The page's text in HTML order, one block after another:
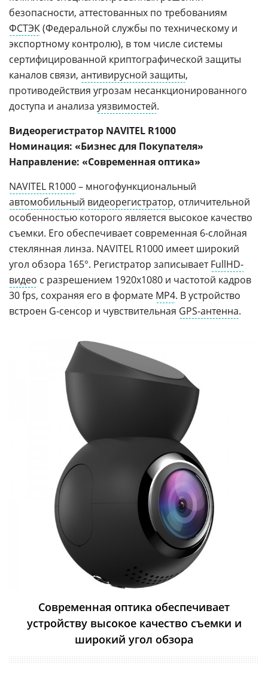
безопасности, аттестованных по требованиям
ФСТЭК(Федеральной службы по техническому и
экспортному контролю), в том числе системы
сертифицированной криптографической защиты
каналов связи, антивирусной защиты,
противодействия угрозам несанкционированного
доступа и анализа уязвимостей.
Видеорегистратор NAVITEL R1000
Номинация: «Бизнес для Покупателя»
Направление: «Современная оптика»
NAVITEL R1000– многофункциональный
автомобильный видеорегистратор, отличительной
особенностью которого является высокое качество
съемки. Его обеспечивает современная 6-слойная
стеклянная линза. NAVITEL R1000 имеет широкий
угол обзора 165°. Регистратор записываетFullHD-
видео с разрешением 1920х1080 и частотой кадров
30 fps, сохраняя его в формате MP4. В устройство
встроен G-сенсор и чувствительная GPS-антенна.
Современная оптика обеспечивает
устройству высокое качество съемки и
широкий угол обзора